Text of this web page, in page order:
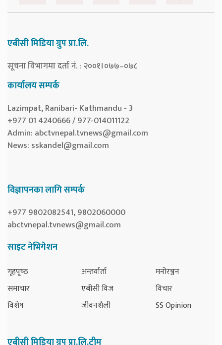
एबीसी मिडिया ग्रुप प्रा.लि.
सूचना विभागमा दर्ता नं. : २००१।०७७–०७८
कार्यालय सम्पर्क
Lazimpat, Ranibari- Kathmandu - 3
+977 01 4240666 / 977-014011122
Admin: abctvnepal.tvnews@gmail.com
News: sskandel@gmail.com
विज्ञापनका लागि सम्पर्क
+977 9802082541, 9802060000
abctvnepal.tvnews@gmail.com
साइट नेभिगेशन
गृहपृष्‍ठ
समाचार
विशेष
अन्तर्वार्ता
एबीसी विज
जीवनशैली
मनोरञ्जन
विचार
SS Opinion